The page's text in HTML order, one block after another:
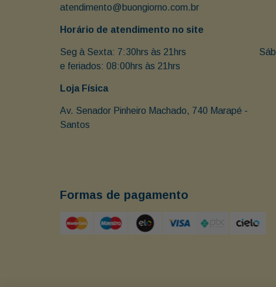
atendimento@buongiorno.com.br
Horário de atendimento no site
Seg à Sexta: 7:30hrs às 21hrs                               Sáb
e feriados: 08:00hrs às 21hrs
Loja Física
Av. Senador Pinheiro Machado, 740 Marapé -
Santos
Formas de pagamento